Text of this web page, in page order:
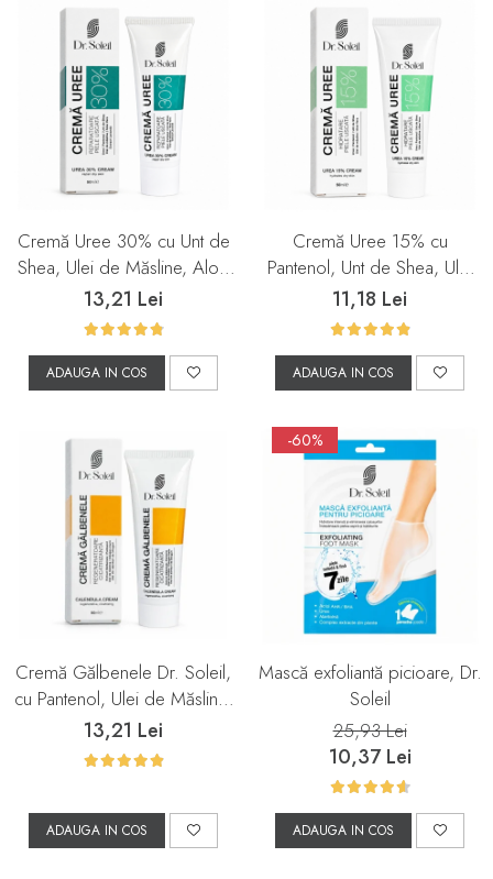
Cremă Uree 30% cu Unt de
Shea, Ulei de Măsline, Aloe
Vera și Extract de Lavandă,
50 ml, Dr. Soleil
13,21 Lei
ADAUGA IN COS
Cremă Uree 15% cu
Pantenol, Unt de Shea, Ulei
de Măsline și Aloe Vera, 50
ml, Dr. Soleil
11,18 Lei
ADAUGA IN COS
Cremă Gălbenele Dr. Soleil,
cu Pantenol, Ulei de Măsline,
Colagen Marin și Ulei din
Sâmburi de Struguri, 50 ml,
13,21 Lei
ADAUGA IN COS
-60%
Mască exfoliantă picioare, Dr.
Soleil
25,93 Lei
10,37 Lei
ADAUGA IN COS